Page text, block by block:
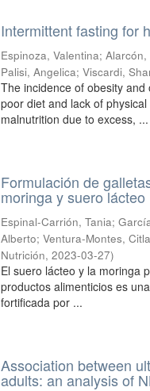
Intermittent fasting for
Espinoza, Valentina;
Palisi, Angelica;Viscardi,
The incidence of obesity
poor diet and lack of
malnutrition due to excess, ...
Formulación de
moringa y suero lácteo
Espinal-Carrión, Tania;
Alberto;Ventura-Montes,
Nutrición,2023-03-27)
El suero lácteo y la moringa
productos alimenticios es
fortificada por ...
Association between
adults: an analysis of